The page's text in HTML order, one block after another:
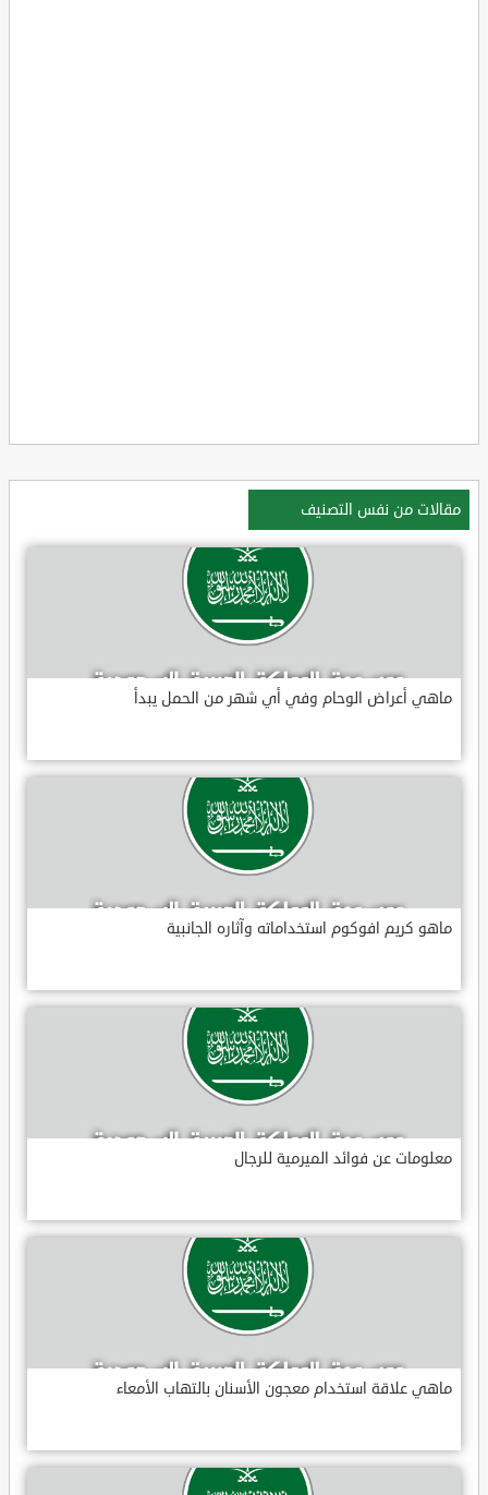
مقالات من نفس التصنيف
ماهي أعراض الوحام وفي أي شهر من الحمل يبدأ
ماهو كريم افوكوم استخداماته وآثاره الجانبية
معلومات عن فوائد الميرمية للرجال
ماهي علاقة استخدام معجون الأسنان بالتهاب الأمعاء